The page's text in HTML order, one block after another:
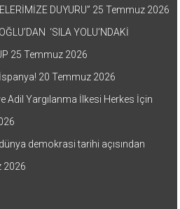
DUYURU” 25 Temmuz 2026
‘SILA YOLU’NDAKİ
25 Temmuz 2026
20 Temmuz 2026
Adil Yargılanma İlkesi Herkes İçin
demokrasi tarihi açısından
2026